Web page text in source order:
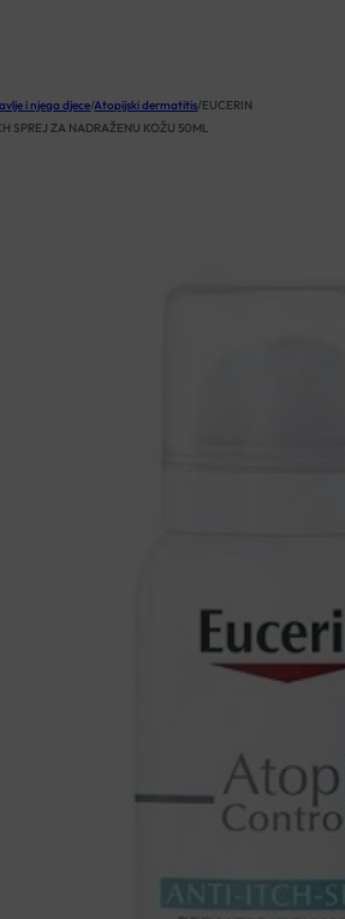
i njega djece/Atopijski dermatitis/EUCERIN
SPREJ ZA NADRAŽENU KOŽU 50ML